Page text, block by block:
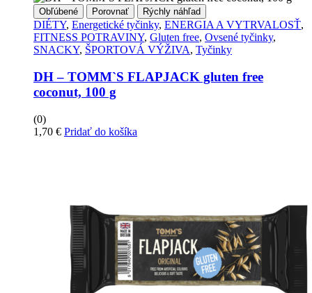
Obľúbené Porovnať Rýchly náhľad
DIÉTY, Energetické tyčinky, ENERGIA A VYTRVALOSŤ,
FITNESS POTRAVINY, Gluten free, Ovsené tyčinky,
SNACKY, ŠPORTOVÁ VÝŽIVA, Tyčinky
DH – TOMM`S FLAPJACK gluten free
coconut, 100 g
(0)
1,70 € Pridať do košíka